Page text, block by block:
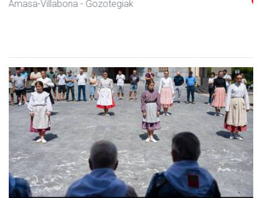
Amasa-Villabona - Hezkuntza